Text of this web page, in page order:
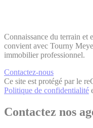
Connaissance du terrain et
convient avec Tourny
immobilier professionnel.
Contactez-nous
Ce site est protégé par le
Politique de confidentialité
Contactez nos